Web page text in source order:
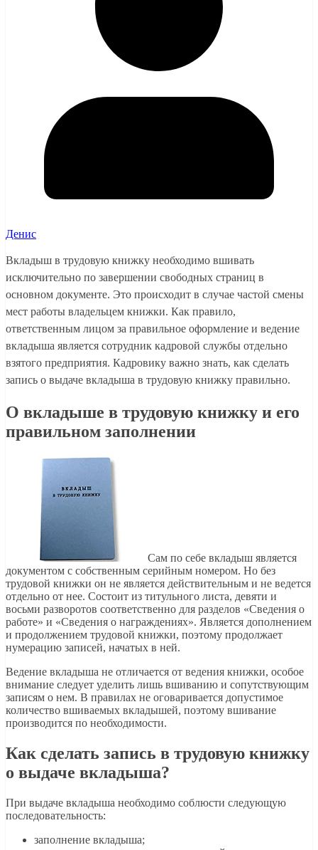
Денис
Вкладыш в трудовую книжку необходимо вшивать
исключительно по завершении свободных страниц в
основном документе. Это происходит в случае частой смены
мест работы владельцем книжки. Как правило,
ответственным лицом за правильное оформление и ведение
вкладыша является сотрудник кадровой службы отдельно
взятого предприятия. Кадровику важно знать, как сделать
запись о выдаче вкладыша в трудовую книжку правильно.
О вкладыше в трудовую книжку и его
правильном заполнении
Сам по себе вкладыш является
документом с собственным серийным номером. Но без
трудовой книжки он не является действительным и не ведется
отдельно от нее. Состоит из титульного листа, девяти и
восьми разворотов соответственно для разделов «Сведения о
работе» и «Сведения о награждениях». Является дополнением
и продолжением трудовой книжки, поэтому продолжает
нумерацию записей, начатых в ней.
Ведение вкладыша не отличается от ведения книжки, особое
внимание следует уделить лишь вшиванию и сопутствующим
записям о нем. В правилах не оговаривается допустимое
количество вшиваемых вкладышей, поэтому вшивание
производится по необходимости.
Как сделать запись в трудовую книжку
о выдаче вкладыша?
При выдаче вкладыша необходимо соблюсти следующую
последовательность:
заполнение вкладыша;